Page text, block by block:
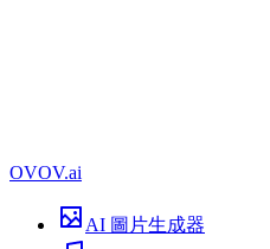
OVOV.ai
AI 圖片生成器